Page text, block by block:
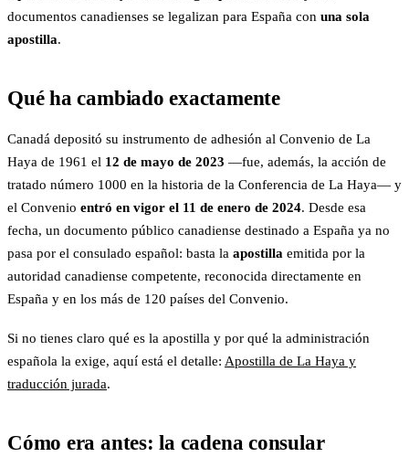
documentos canadienses se legalizan para España con una sola
apostilla.
Qué ha cambiado exactamente
Canadá depositó su instrumento de adhesión al Convenio de La
Haya de 1961 el 12 de mayo de 2023 —fue, además, la acción de
tratado número 1000 en la historia de la Conferencia de La Haya— y
el Convenio entró en vigor el 11 de enero de 2024. Desde esa
fecha, un documento público canadiense destinado a España ya no
pasa por el consulado español: basta la apostilla emitida por la
autoridad canadiense competente, reconocida directamente en
España y en los más de 120 países del Convenio.
Si no tienes claro qué es la apostilla y por qué la administración
española la exige, aquí está el detalle: Apostilla de La Haya y
traducción jurada.
Cómo era antes: la cadena consular